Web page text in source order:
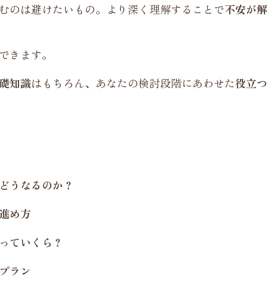
のは避けたいもの。より深く理解することで不安が解
きます。
知識はもちろん、 あなたの検討段階にあわせた役立つ
うなるのか？
め方
ていくら？
ラン